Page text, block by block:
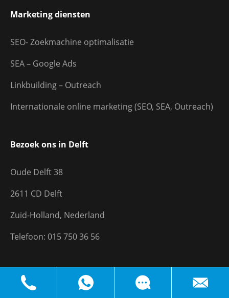
Marketing diensten
SEO- Zoekmachine optimalisatie
SEA – Google Ads
Linkbuilding – Outreach
Internationale online marketing (SEO, SEA, Outreach)
Bezoek ons in Delft
Oude Delft 38
2611 CD Delft
Zuid-Holland, Nederland
Telefoon: 015 750 36 56